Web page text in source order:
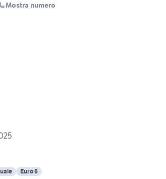
Mostra numero
Euro 6